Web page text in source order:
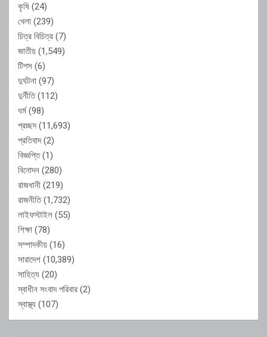
কৃষি (24)
খেলা (239)
চিত্র বিচিত্র (7)
জাতীয় (1,549)
টিপস (6)
দুর্ঘটনা (97)
দুর্নীতি(112)
ধর্ম(98)
প্রচ্ছদ(11,693)
প্রতিবাদ(2)
বিজ্ঞপ্তি(1)
বিনোদন (280)
রাজধানী (219)
রাজনীতি(1,732)
লাইফস্টাইল (55)
শিক্ষা (78)
সম্পাদকীয় (16)
সারাদেশ (10,389)
সাহিত্য (20)
স্বাধীন সংবাদ পরিবার (2)
স্বাস্থ্য (107)